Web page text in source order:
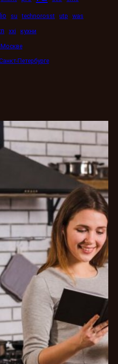
su technorosst utp was
xxi кухни
Москве
Петербурге